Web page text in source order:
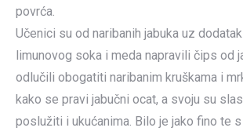
povrća.
Učenici su od naribanih jabuka uz
limunovog soka i meda napravili čips od
odlučili obogatiti naribanim kruškama i
kako se pravi jabučni ocat, a svoju su
poslužiti i ukućanima. Bilo je jako fino te